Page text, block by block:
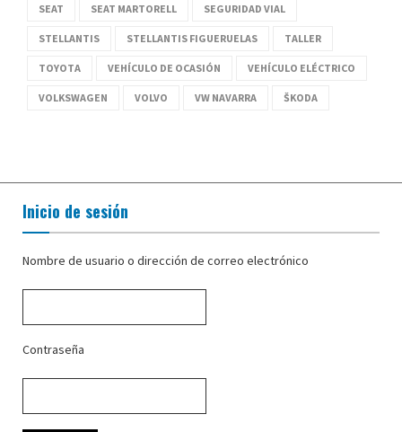
SEAT SEAT MARTORELL SEGURIDAD VIAL
STELLANTIS STELLANTIS FIGUERUELAS TALLER
TOYOTA VEHÍCULO DE OCASIÓN VEHÍCULO ELÉCTRICO
VOLKSWAGEN VOLVO VW NAVARRA ŠKODA
Inicio de sesión
Nombre de usuario o dirección de correo electrónico
Contraseña